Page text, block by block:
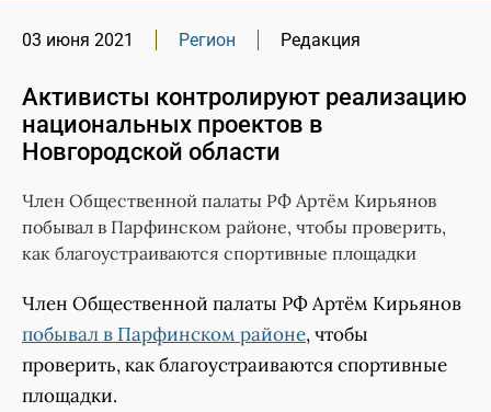
03 июня 2021 Регион Редакция
Активисты контролируют реализацию
национальных проектов в
Новгородской области
Член Общественной палаты РФ Артём Кирьянов
побывал в Парфинском районе, чтобы проверить,
как благоустраиваются спортивные площадки
Член Общественной палаты РФ Артём Кирьянов
побывал в Парфинском районе, чтобы
проверить, как благоустраиваются спортивные
площадки.